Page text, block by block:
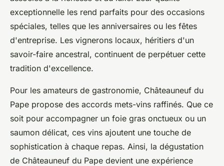
exceptionnelle les rend parfaits pour des occasions
spéciales, telles que les anniversaires ou les fêtes
d'entreprise. Les vignerons locaux, héritiers d'un
savoir-faire ancestral, continuent de perpétuer cette
tradition d'excellence.
Pour les amateurs de gastronomie, Châteauneuf du
Pape propose des accords mets-vins raffinés. Que ce
soit pour accompagner un foie gras onctueux ou un
saumon délicat, ces vins ajoutent une touche de
sophistication à chaque repas. Ainsi, la dégustation
de Châteauneuf du Pape devient une expérience